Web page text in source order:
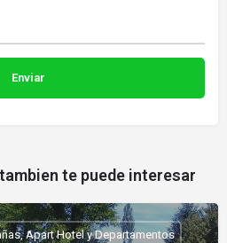
te puede interesar
Apart Hotel y Departamentos